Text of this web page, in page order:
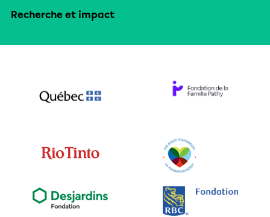
Recherche et impact